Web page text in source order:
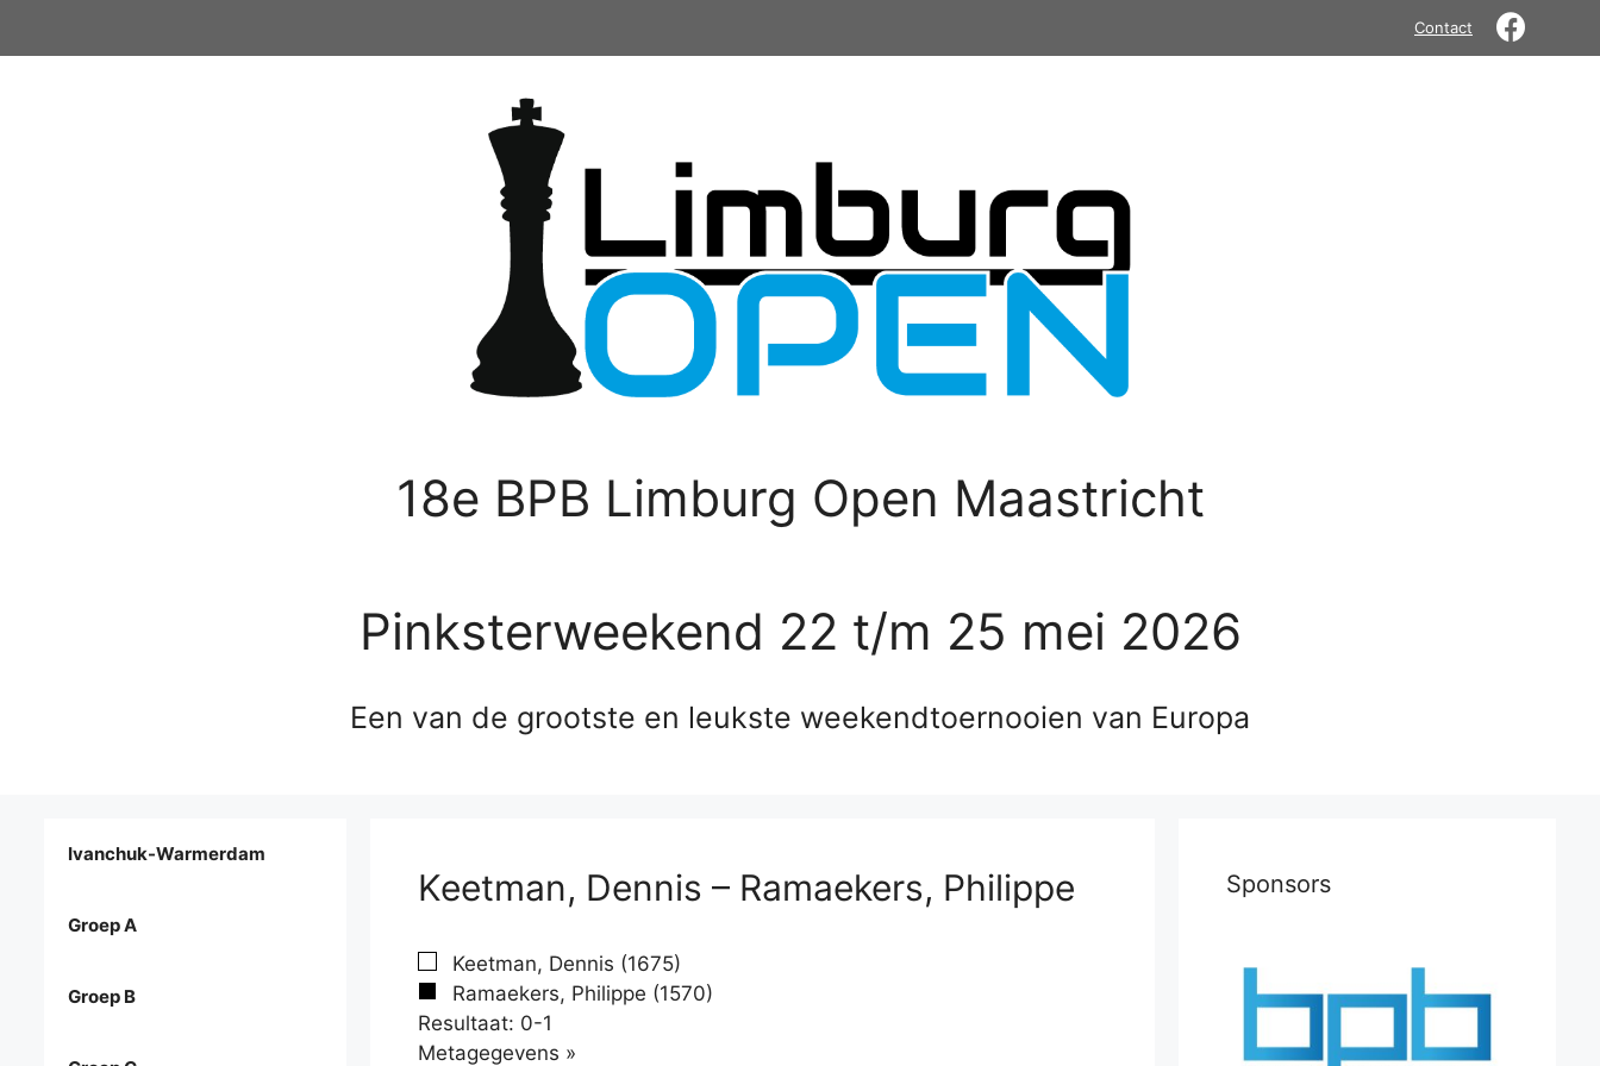
Contact
18e BPB Limburg Open Maastricht
Pinksterweekend 22 t/m 25 mei 2026
Een van de grootste en leukste weekendtoernooien van Europa
Keetman, Dennis – Ramaekers, Philippe
Keetman, Dennis (1675)
Ramaekers, Philippe (1570)
Resultaat: 0-1
Metagegevens »
Ivanchuk-Warmerdam
Groep A
Groep B
Sponsors